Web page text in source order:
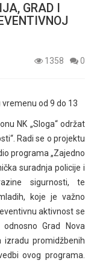
GRAD I
1358
0
vremenu od 9 do 13
NK „Sloga“ održat
Radi se o projektu
programa „Zajedno
suradnja policije i
sigurnosti, te
koje je važno
aktivnost se
Grad Nova
izradu promidžbenih
ovog programa.